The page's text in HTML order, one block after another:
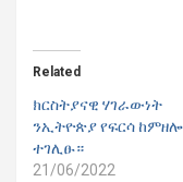
Related
ክርስትያናዊ ሃገራውነት
ንኢትዮጵያ የፍርሳ ከምዘሎ
ተገሊፁ።
21/06/2022